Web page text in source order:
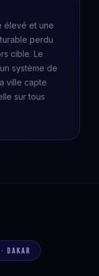
élevé et une
perdu
cible. Le
système de
ville capte
sur tous
DAKAR